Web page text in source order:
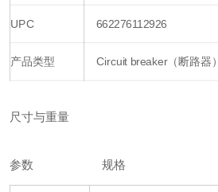
UPC 662276112926
产品类型 Circuit breaker（断路器）
尺寸与重量
参数 规格